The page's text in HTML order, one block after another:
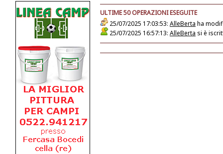
ULTIME 50 OPERAZIONI ESEGUITE
25/07/2025 17:03:53: AlleBerta ha
25/07/2025 16:57:13: AlleBerta si è